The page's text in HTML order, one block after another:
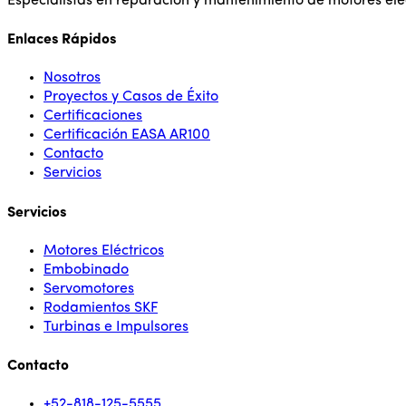
Enlaces Rápidos
Nosotros
Proyectos y Casos de Éxito
Certificaciones
Certificación EASA AR100
Contacto
Servicios
Servicios
Motores Eléctricos
Embobinado
Servomotores
Rodamientos SKF
Turbinas e Impulsores
Contacto